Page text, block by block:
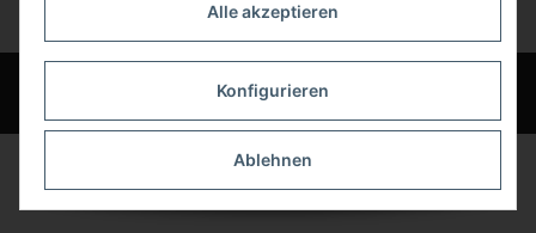
* Alle Preise inkl. gesetzlicher USt., zzgl.Versand
© Bauer-Systemtechnik GmbH - Technische Änderungen und Irrtümer
vorbehalten
Alle akzeptieren
Konfigurieren
Ablehnen